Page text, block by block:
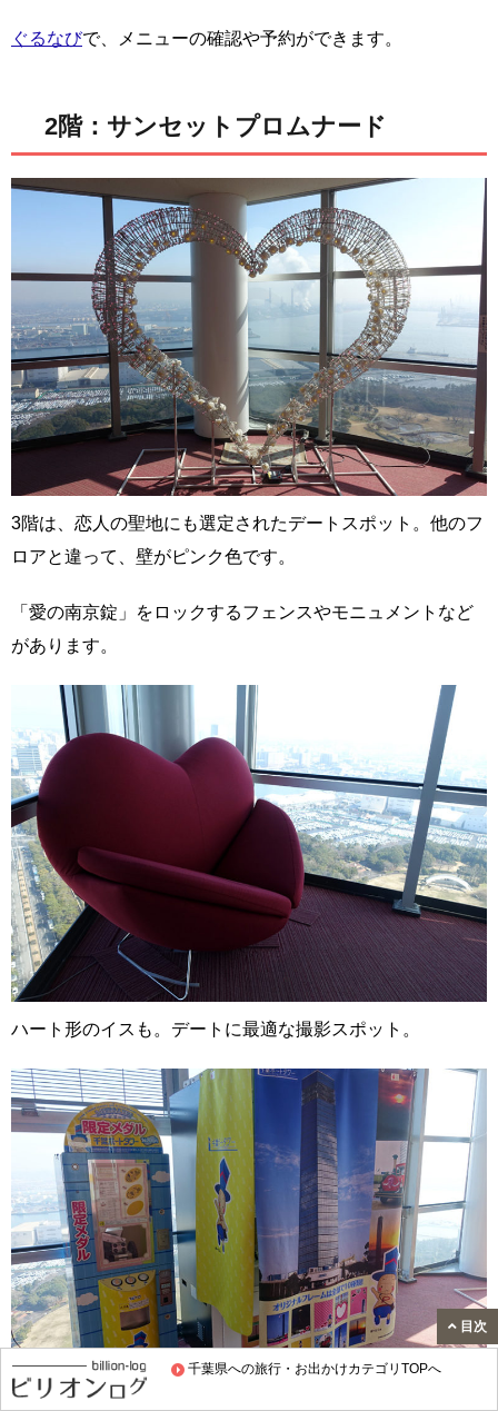
千葉県への旅行・お出かけカテゴリTOPへ
ぐるなびで、メニューの確認や予約ができます。
2階：サンセットプロムナード
3階は、恋人の聖地にも選定されたデートスポット。他のフ
ロアと違って、壁がピンク色です。
「愛の南京錠」をロックするフェンスやモニュメントなど
があります。
ハート形のイスも。デートに最適な撮影スポット。
目次